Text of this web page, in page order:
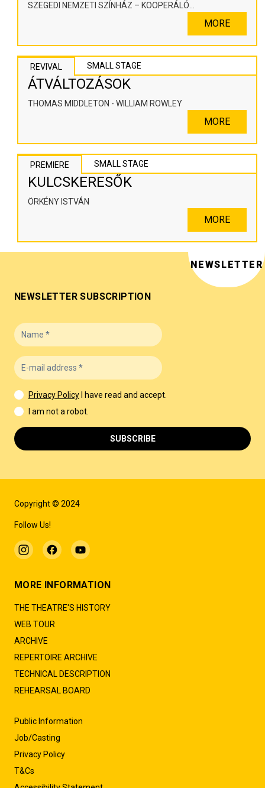
SZEGEDI NEMZETI SZÍNHÁZ – KOOPERÁLÓ
MORE
REVIVAL SMALL STAGE
ÁTVÁLTOZÁSOK
THOMAS MIDDLETON - WILLIAM ROWLEY
MORE
PREMIERE SMALL STAGE
KULCSKERESŐK
ÖRKÉNY ISTVÁN
MORE
Copyright © 2024
Follow Us!
MORE INFORMATION
THE THEATRE'S HISTORY
WEB TOUR
ARCHIVE
REPERTOIRE ARCHIVE
TECHNICAL DESCRIPTION
REHEARSAL BOARD
Public Information
Job/Casting
Privacy Policy
T&Cs
NEWSLETTER
NEWSLETTER SUBSCRIPTION
Privacy Policy
I have read and accept.
I am not a robot.
SUBSCRIBE